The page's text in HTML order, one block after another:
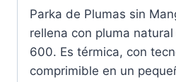
Parka de Plumas sin
rellena con pluma
600. Es térmica, con
comprimible en un